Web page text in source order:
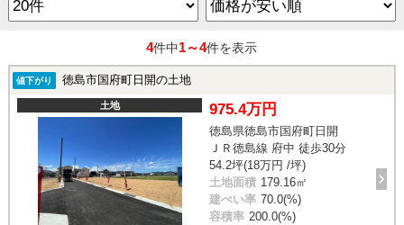
4件中1～4件を表示
値下がり 徳島市国府町日開の土地
土地 975.4万円
徳島県徳島市国府町日開
ＪＲ徳島線 府中 徒歩30分
54.2坪(18万円 /坪)
土地面積 179.16㎡
建ぺい率 70.0(%)
容積率 200.0(%)